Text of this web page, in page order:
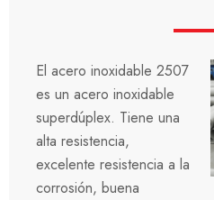
El acero inoxidable 2507
es un acero inoxidable
superdúplex. Tiene una
alta resistencia,
excelente resistencia a la
corrosión, buena